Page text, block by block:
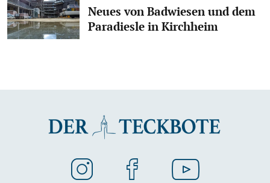
Neues von Badwiesen und dem
Paradiesle in Kirchheim